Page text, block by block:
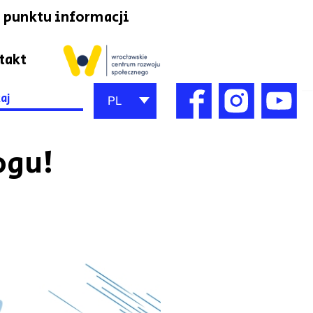
punktu informacji
PL